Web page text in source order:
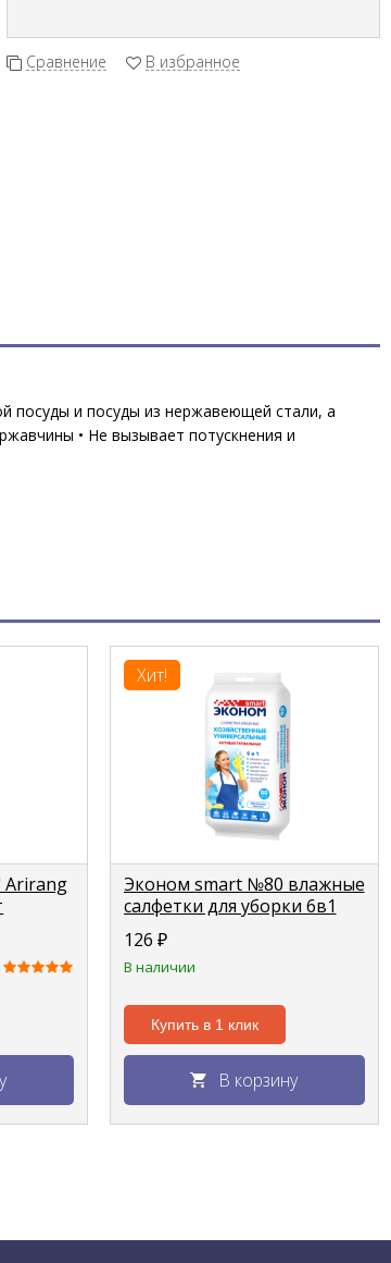
Сравнение В избранное
посуды и посуды из нержавеющей стали, а
• Не вызывает потускнения и
Arirang
Хит!
Эконом smart №80 влажные
салфетки для уборки 6в1
(сантехника, унитазы,
кухни)
126 ₽
В наличии
Купить в 1 клик
В корзину